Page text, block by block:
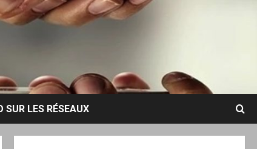
SUR LES RÉSEAUX